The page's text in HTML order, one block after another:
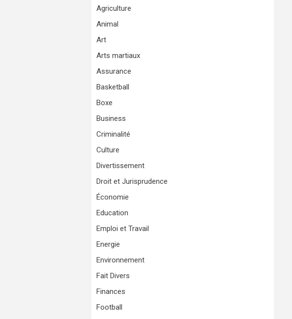
Agriculture
Animal
Art
Arts martiaux
Assurance
Basketball
Boxe
Business
Criminalité
Culture
Divertissement
Droit et Jurisprudence
Économie
Education
Emploi et Travail
Energie
Environnement
Fait Divers
Finances
Football